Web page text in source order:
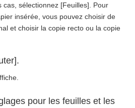
cas, sélectionnez [Feuilles]. Pour
insérée, vous pouvez choisir de
et choisir la copie recto ou la copie
pour les feuilles et les